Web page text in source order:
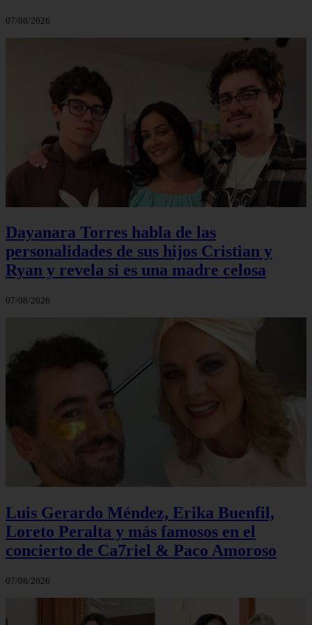
07/08/2026
Dayanara Torres habla de las
personalidades de sus hijos Cristian y
Ryan y revela si es una madre celosa
07/08/2026
Luis Gerardo Méndez, Erika Buenfil,
Loreto Peralta y más famosos en el
concierto de Ca7riel & Paco Amoroso
07/08/2026